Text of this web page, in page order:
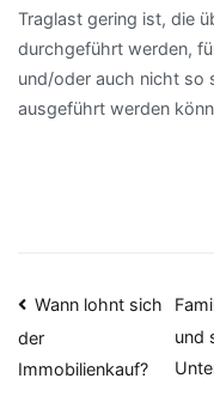
Traglast gering ist, die
durchgeführt werden,
und/oder auch nicht so
ausgeführt werden
Wann lohnt sich
der
Immobilienkauf?
und